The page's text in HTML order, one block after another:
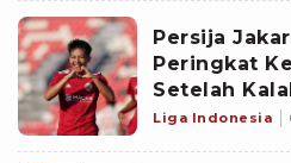
Persija
Peringkat
Setelah
Liga Indonesia